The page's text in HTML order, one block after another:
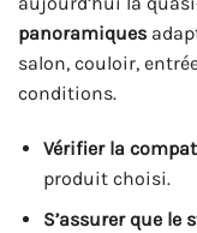
panoramiques
salon, couloir,
conditions.
Vérifier la
produit choisi.
S’assurer que